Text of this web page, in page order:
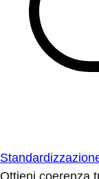
Ottieni coerenza